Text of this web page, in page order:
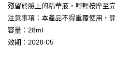
１．簡單：不需註冊會員、不需綁卡、
２．便利：只要手機號碼，簡訊認證，
３．安心：先確認商品／服務後，再付
１．於結帳方式選擇「AFTEE先享後付
運送方式
全家取貨付款
每筆NT$80，滿NT$599(含以上)免
殘留於臉上的精華液，輕輕按摩至
注意事項：本產品不得重覆使用，
容量：28ml
效期：2028-05